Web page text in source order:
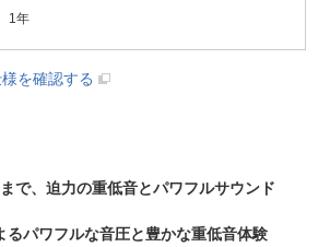
1年
を確認する
で、迫力の重低音とパワフルサウンド
るパワフルな音圧と豊かな重低音体験